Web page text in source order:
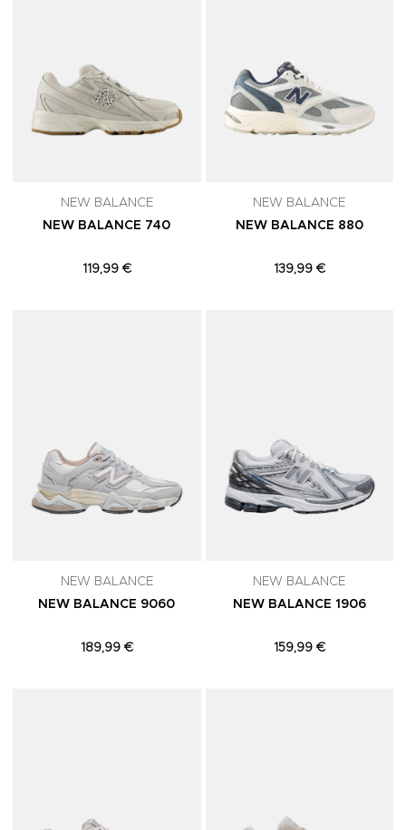
NEW BALANCE
NEW BALANCE 740
119,99 €
NEW BALANCE
NEW BALANCE 880
139,99 €
NEW BALANCE
NEW BALANCE 9060
189,99 €
NEW BALANCE
NEW BALANCE 1906
159,99 €